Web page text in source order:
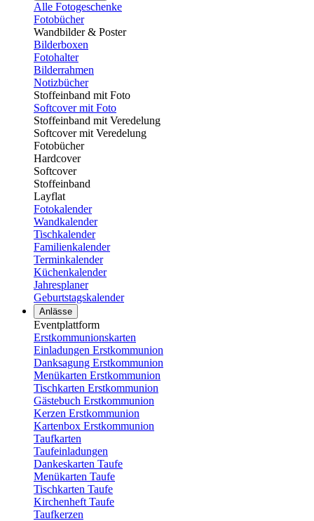
Alle Fotogeschenke
Fotobücher
Wandbilder & Poster
Bilderboxen
Fotohalter
Bilderrahmen
Notizbücher
Stoffeinband mit Foto
Softcover mit Foto
Stoffeinband mit Veredelung
Softcover mit Veredelung
Fotobücher
Hardcover
Softcover
Stoffeinband
Layflat
Fotokalender
Wandkalender
Tischkalender
Familienkalender
Terminkalender
Küchenkalender
Jahresplaner
Geburtstagskalender
Anlässe
Eventplattform
Erstkommunionskarten
Einladungen Erstkommunion
Danksagung Erstkommunion
Menükarten Erstkommunion
Tischkarten Erstkommunion
Gästebuch Erstkommunion
Kerzen Erstkommunion
Kartenbox Erstkommunion
Taufkarten
Taufeinladungen
Dankeskarten Taufe
Menükarten Taufe
Tischkarten Taufe
Kirchenheft Taufe
Taufkerzen